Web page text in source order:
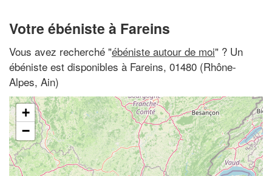
Votre ébéniste à Fareins
Vous avez recherché "ébéniste autour de moi" ? Un
ébéniste est disponibles à Fareins, 01480 (Rhône-
Alpes, Ain)
+
−